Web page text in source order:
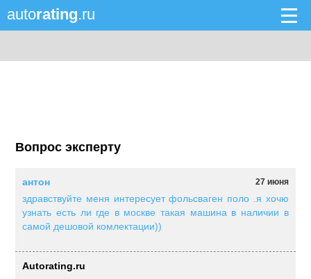
autorating.ru
Вопрос эксперту
27 июня
антон
здравствуйте меня интересует фольсваген поло .я хочю
узнать есть ли где в москве такая машина в наличии в
самой дешовой комлектации))
Autorating.ru